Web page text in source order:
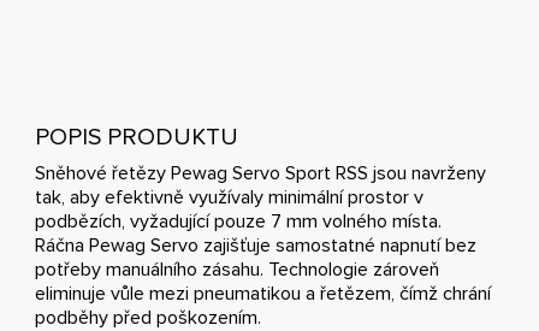
POPIS PRODUKTU
Sněhové řetězy Pewag Servo Sport RSS jsou navrženy
tak, aby efektivně využívaly minimální prostor v
podbězích, vyžadující pouze 7 mm volného místa.
Ráčna Pewag Servo zajišťuje samostatné napnutí bez
potřeby manuálního zásahu. Technologie zároveň
eliminuje vůle mezi pneumatikou a řetězem, čímž chrání
podběhy před poškozením.